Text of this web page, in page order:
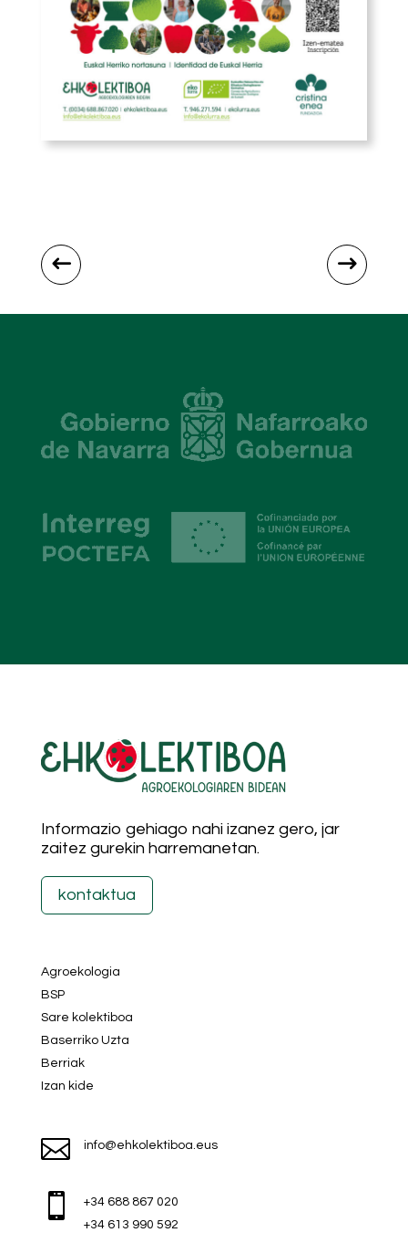
Informazio gehiago nahi izanez gero, jar
zaitez gurekin harremanetan.
kontaktua
Agroekologia
BSP
Sare kolektiboa
Baserriko Uzta
Berriak
Izan kide
 info@ehkolektiboa.eus

+34 688 867 020
+34 613 990 592